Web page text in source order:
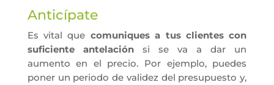
Anticípate
Es vital que comuniques a tus clientes con
suficiente antelaciónsi se va a dar un
aumento en el precio. Por ejemplo, puedes
poner un periodo de validez del presupuesto y,